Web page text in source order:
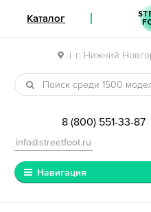
| г. Нижний
Перейти к навигации
Перейти к содержимому
8 (800) 551-33-87
info@streetfoot.ru
Навигация
Каталог